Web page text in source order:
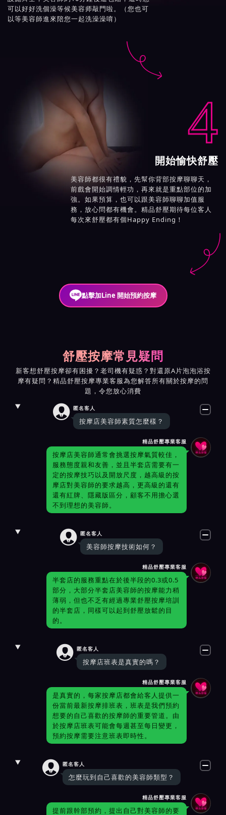
可以好好洗個澡等候美容师敲門啦。（您也可
以等美容師進來陪您一起洗澡澡唷）

4
開始愉快舒壓
美容師都很有禮貌，先幫你背部按摩聊聊天，
前戲會開始調情輕功，再來就是重點部位的加
強。如果預算，也可以跟美容師聊聊加值服
務，放心問都有機會。精品舒壓期待每位客人
每次來舒壓都有個Happy Ending！
點擊加Line 開始預約按摩
舒壓按摩常見疑問
新客想舒壓按摩卻有困擾？老司機有疑惑？對還原A片泡泡浴按
摩有疑問？精品舒壓按摩專業客服為您解答所有關於按摩的問
題，令您放心消費
 匿名客人
按摩店美容師素質怎麼樣？
精品舒壓專業客服
按摩店美容師通常會挑選按摩氣質較佳，
服務態度親和友善，並且半套店需要有一
定的按摩技巧以及開放尺度，越高級的按
摩店對美容師的要求越高，更高級的還有
還有紅牌、隱藏版區分，顧客不用擔心選
不到理想的美容師。
 匿名客人
美容師按摩技術如何？
精品舒壓專業客服
半套店的服務重點在於後半段的0.3或0.5
部分，大部分半套店美容師的按摩能力稍
薄弱，但也不乏有經過專業舒壓按摩培訓
的半套店，同樣可以起到舒壓放鬆的目
的。
 匿名客人
按摩店班表是真實的嗎？
精品舒壓專業客服
是真實的，每家按摩店都會給客人提供一
份當前最新按摩排班表，班表是我們預約
想要的自己喜歡的按摩師的重要管道。由
於按摩店班表可能會每週甚至每日變更，
預約按摩需要注意班表即時性。
 匿名客人
怎麼玩到自己喜歡的美容師類型？
精品舒壓專業客服
提前跟幹部預約，提出自己對美容師的要